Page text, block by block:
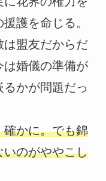
護を命じる。
は盟友だからだ
は婚儀の準備が
かが問題だっ
確かに。でも錦
いのがややこし